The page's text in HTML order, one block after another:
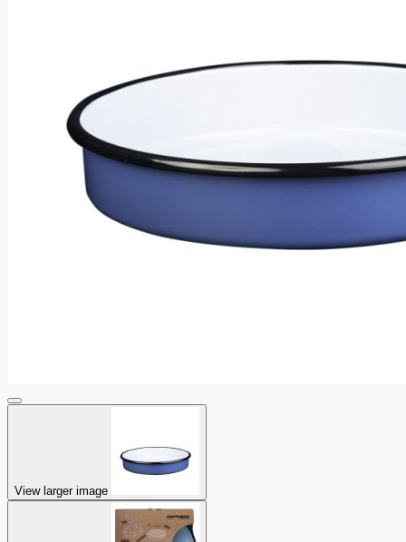
View larger image